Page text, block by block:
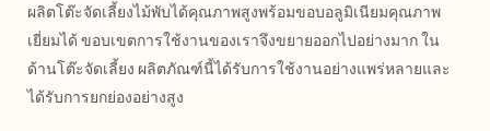
ผลิตโต๊ะจัดเลี้ยงไม้พับได้คุณภาพสูงพร้อมขอบอลูมิเนียมคุณภาพ
เยี่ยมได้ ขอบเขตการใช้งานของเราจึงขยายออกไปอย่างมาก ใน
ด้านโต๊ะจัดเลี้ยง ผลิตภัณฑ์นี้ได้รับการใช้งานอย่างแพร่หลายและ
ได้รับการยกย่องอย่างสูง